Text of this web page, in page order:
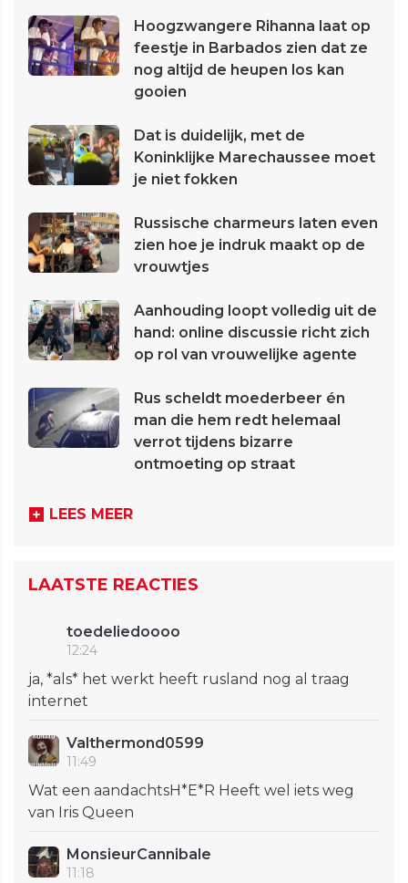
Hoogzwangere Rihanna laat op
feestje in Barbados zien dat ze
nog altijd de heupen los kan
gooien
Dat is duidelijk, met de
Koninklijke Marechaussee moet
je niet fokken
Russische charmeurs laten even
zien hoe je indruk maakt op de
vrouwtjes
Aanhouding loopt volledig uit de
hand: online discussie richt zich
op rol van vrouwelijke agente
Rus scheldt moederbeer én
man die hem redt helemaal
verrot tijdens bizarre
ontmoeting op straat
LEES MEER
LAATSTE REACTIES
toedeliedoooo
12:24
ja, *als* het werkt heeft rusland nog al traag
internet
Valthermond0599
11:49
Wat een aandachtsH*E*R Heeft wel iets weg
van Iris Queen
MonsieurCannibale
11:18